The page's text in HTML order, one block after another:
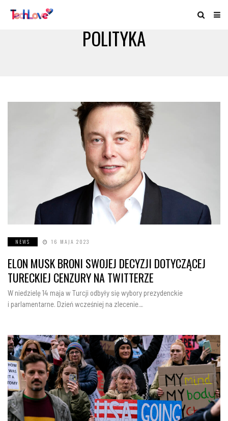
POLITYKA
NEWS 16 MAJA 2023
ELON MUSK BRONI SWOJEJ DECYZJI DOTYCZĄCEJ
TURECKIEJ CENZURY NA TWITTERZE
W niedzielę 14 maja w Turcji odbyły się wybory prezydenckie
i parlamentarne. Dzień wcześniej na zlecenie…